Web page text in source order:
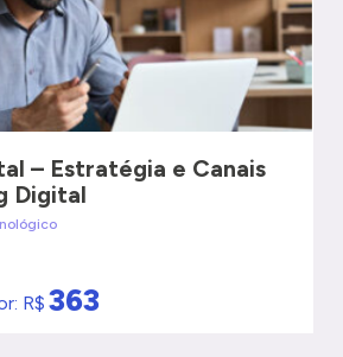
– Estratégia e Canais
Digital
R$ 363